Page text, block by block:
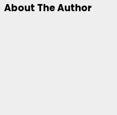
About The Author